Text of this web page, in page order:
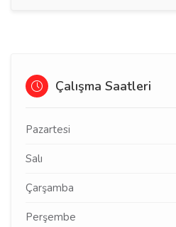
Çalışma Saatleri
Pazartesi
Salı
Çarşamba
Perşembe